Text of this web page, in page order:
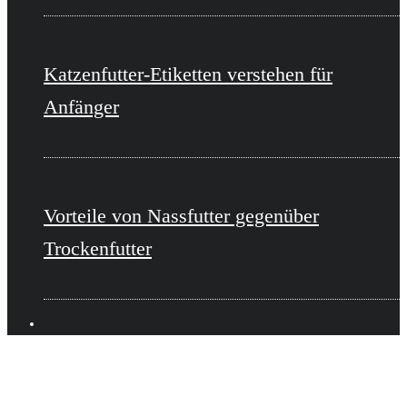
Katzenfutter-Etiketten verstehen für
Anfänger
Vorteile von Nassfutter gegenüber
Trockenfutter